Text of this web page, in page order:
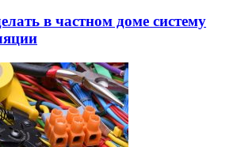
в частном доме систему